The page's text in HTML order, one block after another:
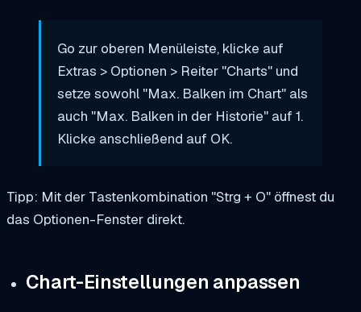
Go zur oberen Menüleiste, klicke auf
Extras > Optionen > Reiter "Charts" und
setze sowohl "Max. Balken im Chart" als
auch "Max. Balken in der Historie" auf 1.
Klicke anschließend auf OK.
Tipp: Mit der Tastenkombination "Strg + O" öffnest du
das Optionen-Fenster direkt.
Chart-Einstellungen anpassen